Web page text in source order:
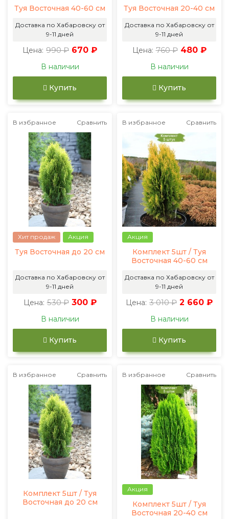
Туя Восточная 40-60 см
Доставка по Хабаровску от
9-11 дней
Цена: 990 ₽ 670 ₽
В наличии
Купить
Туя Восточная 20-40 см
Доставка по Хабаровску от
9-11 дней
Цена: 760 ₽ 480 ₽
В наличии
Купить
В избранное Сравнить
Хит продаж Акция
Туя Восточная до 20 см
Доставка по Хабаровску от
9-11 дней
Цена: 530 ₽ 300 ₽
В наличии
Купить
В избранное Сравнить
Акция
Комплект 5шт / Туя
Восточная 40-60 см
Доставка по Хабаровску от
9-11 дней
Цена: 3 010 ₽ 2 660 ₽
В наличии
Купить
В избранное Сравнить
Комплект 5шт / Туя
Восточная до 20 см
В избранное Сравнить
Акция
Комплект 5шт / Туя
Восточная 20-40 см